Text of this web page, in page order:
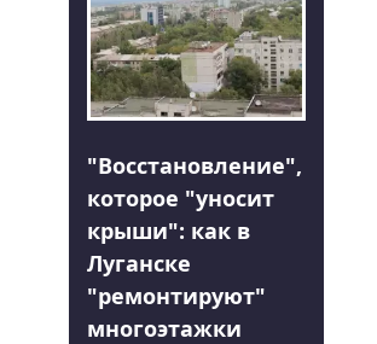
"Восстановление",
которое "уносит
крыши": как в
Луганске
"ремонтируют"
многоэтажки